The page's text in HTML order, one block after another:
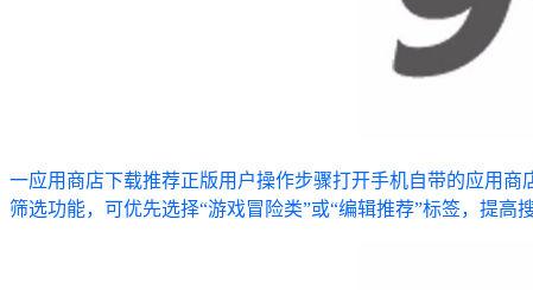
一应用商店下载推荐正版用户操作步骤打开手机自带的应用商
筛选功能，可优先选择“游戏冒险类”或“编辑推荐”标签，提高